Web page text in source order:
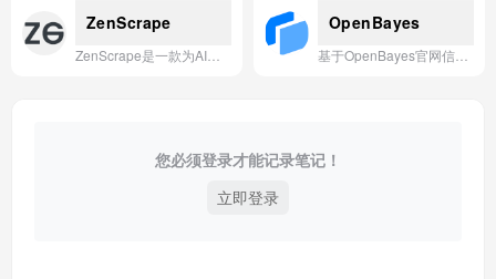
ZenScrape OpenBayes
您必须登录才能记录笔记！
立即登录